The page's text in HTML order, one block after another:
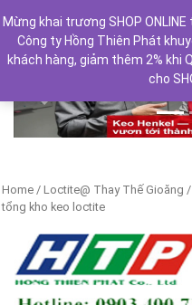
Previous
Home / Loctite@ Thay Thế Gioăng /
tổng kho keo loctite
Mừng khai trương SHOP
Công ty Hồng Thiên Phát
khách hàng, giảm thêm 2% khi
cho